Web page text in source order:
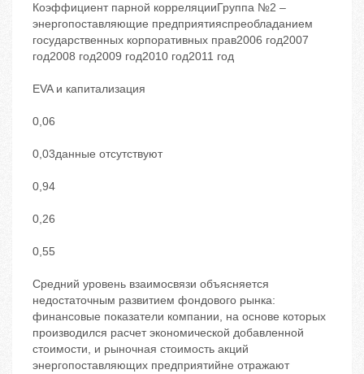
Коэффициент парной корреляцииГруппа №2 –
энергопоставляющие предприятияспреобладанием
государственных корпоративных прав2006 год2007
год2008 год2009 год2010 год2011 год
EVA и капитализация
0,06
0,03данные отсутствуют
0,94
0,26
0,55
Средний уровень взаимосвязи объясняется
недостаточным развитием фондового рынка:
финансовые показатели компании, на основе которых
производился расчет экономической добавленной
стоимости, и рыночная стоимость акций
энергопоставляющих предприятийне отражают